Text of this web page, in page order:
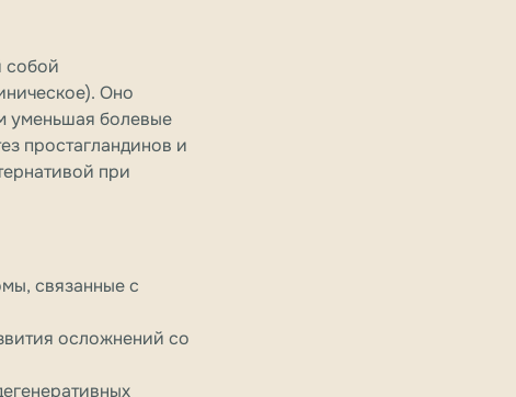
собой
Оно
уменьшая болевые
простагландинов и
при
связанные с
осложнений со